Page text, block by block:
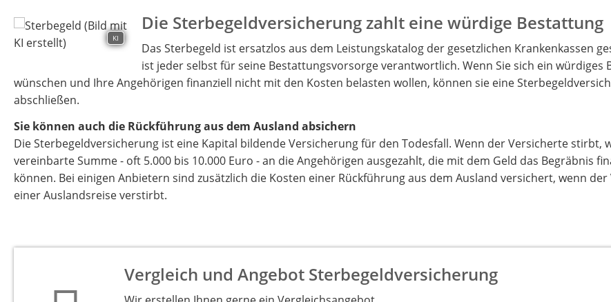
KI
Die Sterbegeldversicherung zahlt eine würdige Bestattung
Das Sterbegeld ist ersatzlos aus dem Leistungskatalog der gesetzlichen Krankenkassen
ist jeder selbst für seine Bestattungsvorsorge verantwortlich. Wenn Sie sich ein würdiges
wünschen und Ihre Angehörigen finanziell nicht mit den Kosten belasten wollen, können sie eine
abschließen.
Sie können auch die Rückführung aus dem Ausland absichern
Die Sterbegeldversicherung ist eine Kapital bildende Versicherung für den Todesfall. Wenn der Versicherte stirbt,
vereinbarte Summe - oft 5.000 bis 10.000 Euro - an die Angehörigen ausgezahlt, die mit dem Geld das Begräbnis
können. Bei einigen Anbietern sind zusätzlich die Kosten einer Rückführung aus dem Ausland versichert, wenn
einer Auslandsreise verstirbt.
Vergleich und Angebot Sterbegeldversicherung